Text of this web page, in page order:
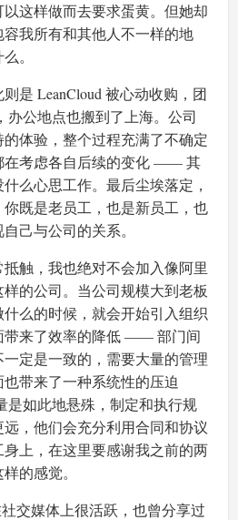
这样做而去要求蛋黄。但她却
我所有和其他人不一样的地
。
是 LeanCloud 被心动收购，团
办公地点也搬到了上海。公司
体验，整个过程充满了不确定
在考虑各自后续的变化 —— 其
么心思工作。最后尘埃落定，
既是老员工，也是新员工，也
己与公司的关系。
触，我也绝对不会加入像阿里
的公司。当公司规模大到老板
么的时候，就会开始引入组织
带来了效率的降低 —— 部门间
定是一致的，需要大量的管理
带来了一种系统性的压迫
如此地悬殊，制定和执行规
，他们会充分利用合同和协议
上，在这里要感谢我之前的两
的感觉。
交媒体上很活跃，也曾分享过